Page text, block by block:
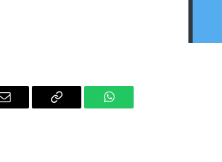
Email
Copy
WhatsApp